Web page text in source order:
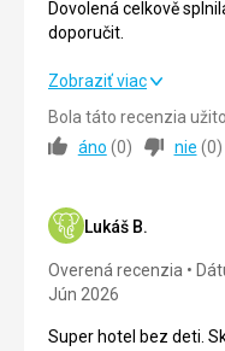
Dovolená celkově
doporučit.
Dovolená celkově
doporučit.
Strava
Okolie
Služby
Cena
Zobraziť viac
Bola táto recenzia
áno (0) nie (0)
Lukáš B.
Overená recenzia
Jún 2026
Super hotel bez deti.